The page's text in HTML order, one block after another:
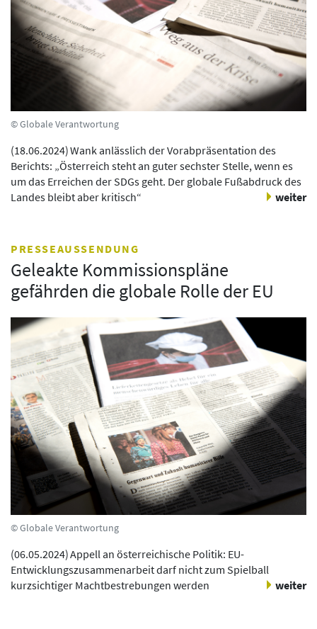
© Globale Verantwortung
(18.06.2024)Wank anlässlich der Vorabpräsentation des
Berichts: „Österreich steht an guter sechster Stelle, wenn es
um das Erreichen der SDGs geht. Der globale Fußabdruck des
Landes bleibt aber kritisch“
weiter
PRESSEAUSSENDUNG
Geleakte Kommissionspläne
gefährden die globale Rolle der EU
© Globale Verantwortung
(06.05.2024)Appell an österreichische Politik: EU-
Entwicklungszusammenarbeit darf nicht zum Spielball
kurzsichtiger Machtbestrebungen werden
weiter